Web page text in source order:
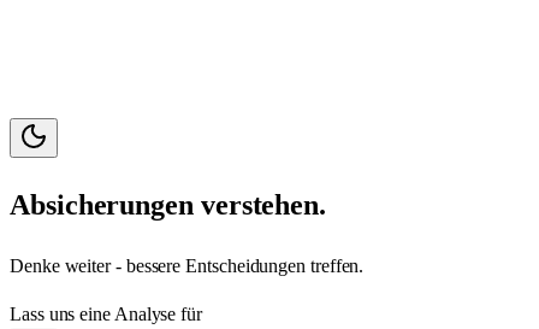
Absicherungen verstehen.
Denke weiter - bessere Entscheidungen treffen.
Lass uns eine Analyse für